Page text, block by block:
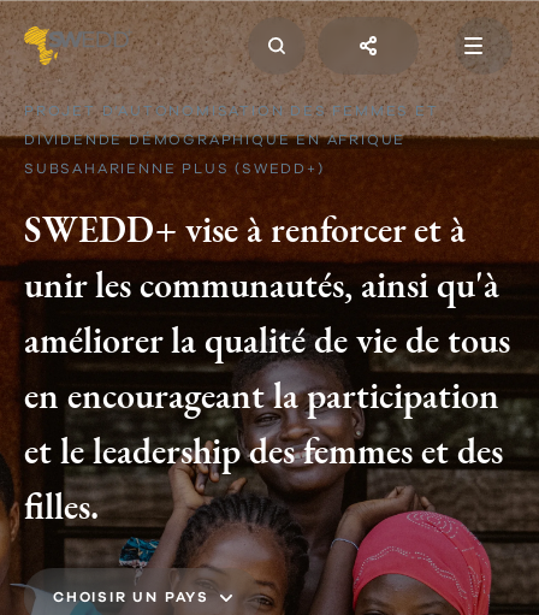
Aller
au
contenu
principal
Main
navigation
PROJET D’AUTONOMISATION DES FEMMES ET
DIVIDENDE DÉMOGRAPHIQUE EN AFRIQUE
SUBSAHARIENNE PLUS (SWEDD+)
SWEDD+ vise à renforcer et à
unir les communautés, ainsi qu'à
améliorer la qualité de vie de tous
en encourageant la participation
et le leadership des femmes et des
filles.
CHOISIR UN PAYS